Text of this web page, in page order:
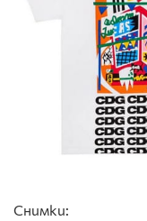
Снимки: